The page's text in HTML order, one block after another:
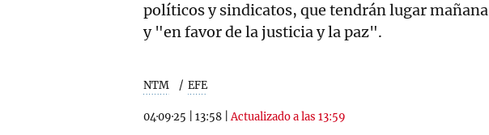
políticos y sindicatos, que tendrán lugar
y "en favor de la justicia y la paz".
NTM EFE
04·09·25 13:58 |Actualizado a las 13:59